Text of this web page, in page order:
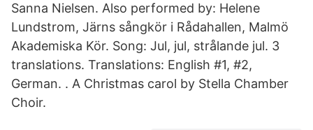
Sanna Nielsen. Also performed by: Helene
Lundstrom, Järns sångkör i Rådahallen, Malmö
Akademiska Kör. Song: Jul, jul, strålande jul. 3
translations. Translations: English #1, #2,
German. . A Christmas carol by Stella Chamber
Choir.